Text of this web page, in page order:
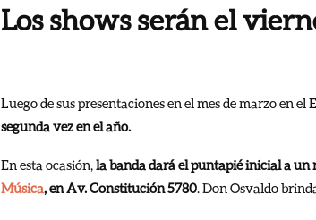
Los shows serán el
Luego de sus presentaciones en el mes de marzo en
segunda vez en el año.
En esta ocasión, la banda dará el puntapié inicial a
Música, en Av. Constitución 5780 . Don Osvaldo